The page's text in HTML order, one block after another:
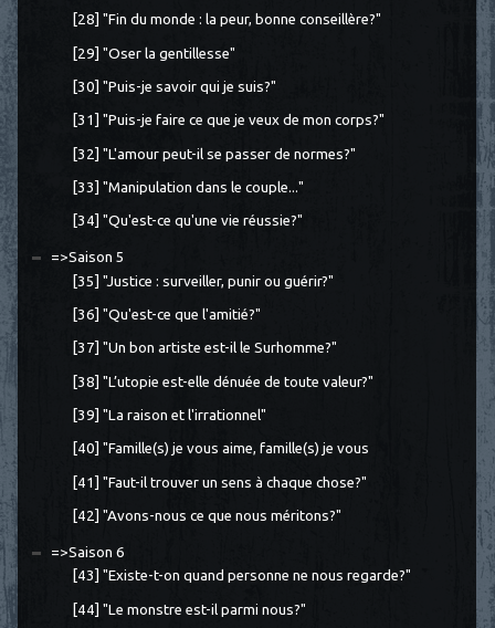
[28] "Fin du monde : la peur, bonne conseillère?"
[29] "Oser la gentillesse"
[30] "Puis-je savoir qui je suis?"
[31] "Puis-je faire ce que je veux de mon corps?"
[32] "L'amour peut-il se passer de normes?"
[33] "Manipulation dans le couple..."
[34] "Qu'est-ce qu'une vie réussie?"
=>Saison 5
[35] "Justice : surveiller, punir ou guérir?"
[36] "Qu'est-ce que l'amitié?"
[37] "Un bon artiste est-il le Surhomme?"
[38] "L’utopie est-elle dénuée de toute valeur?"
[39] "La raison et l'irrationnel"
[40] "Famille(s) je vous aime, famille(s) je vous
[41] "Faut-il trouver un sens à chaque chose?"
[42] "Avons-nous ce que nous méritons?"
=>Saison 6
[43] "Existe-t-on quand personne ne nous regarde?"
[44] "Le monstre est-il parmi nous?"